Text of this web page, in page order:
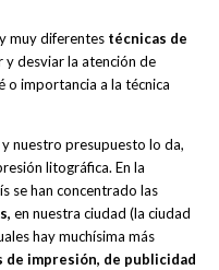
muy diferentes técnicas de
desviar la atención de
importancia a la técnica
nuestro presupuesto lo da,
litográfica. En la
se han concentrado las
en nuestra ciudad (la ciudad
hay muchísima más
de impresión, de publicidad